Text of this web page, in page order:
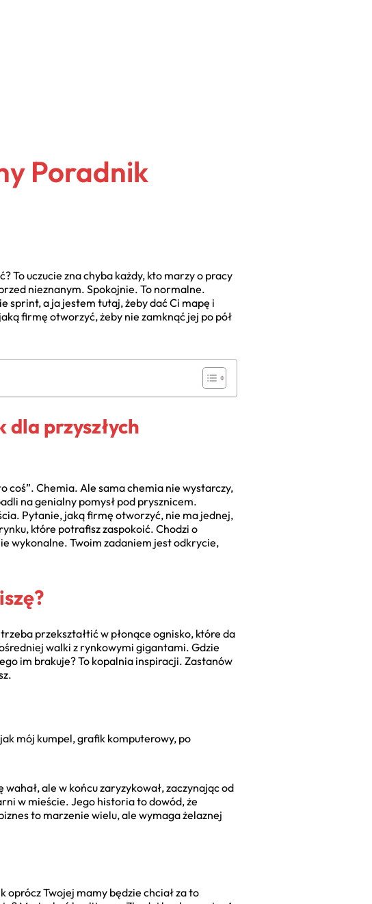
Poradnik
To uczucie zna chyba każdy, kto marzy o pracy
nieznanym. Spokojnie. To normalne.
sprint, a ja jestem tutaj, żeby dać Ci mapę i
firmę otworzyć, żeby nie zamknąć jej po pół
przyszłych
coś”. Chemia. Ale sama chemia nie wystarczy,
na genialny pomysł pod prysznicem.
Pytanie, jaką firmę otworzyć, nie ma jednej,
które potrafisz zaspokoić. Chodzi o
wykonalne. Twoim zadaniem jest odkrycie,
przekształtić w płonące ognisko, które da
walki z rynkowymi gigantami. Gdzie
im brakuje? To kopalnia inspiracji. Zastanów
mój kumpel, grafik komputerowy, po
ale w końcu zaryzykował, zaczynając od
w mieście. Jego historia to dowód, że
to marzenie wielu, ale wymaga żelaznej
oprócz Twojej mamy będzie chciał za to